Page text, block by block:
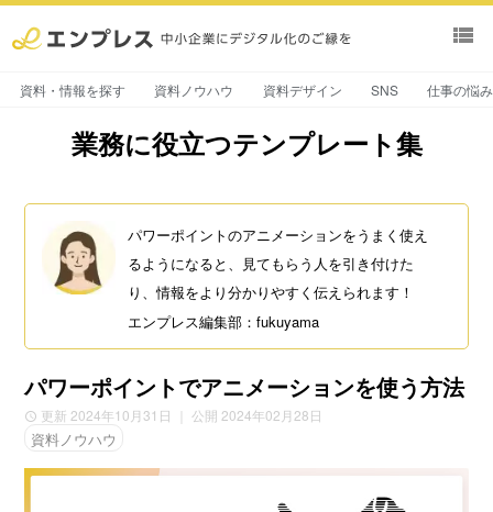
view_list
資料・情報を探す 資料ノウハウ 資料デザイン SNS 仕事の悩
業務に役立つテンプレート集
パワーポイントのアニメーションをうまく使え
るようになると、見てもらう人を引き付けた
り、情報をより分かりやすく伝えられます！
エンプレス編集部：fukuyama
パワーポイントでアニメーションを使う方法
更新 2024年10月31日 ｜ 公開 2024年02月28日
資料ノウハウ